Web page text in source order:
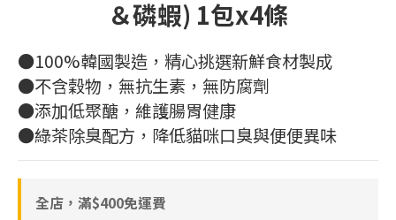
＆磷蝦) 1包x4條
●100%韓國製造，精心挑選新鮮食材製成
●不含穀物，無抗生素，無防腐劑
●添加低聚醣，維護腸胃健康
●綠茶除臭配方，降低貓咪口臭與便便異味
全店，滿$400免運費